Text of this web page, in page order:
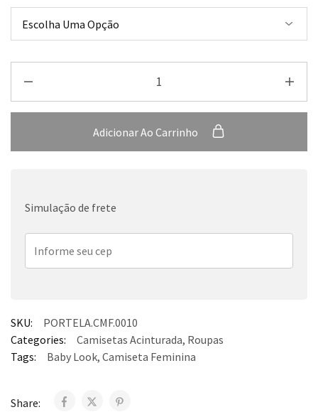
Adicionar Ao Carrinho
Simulação de frete
SKU:
PORTELA.CMF.0010
Categories:
Camisetas Acinturada, Roupas
Tags:
Baby Look, Camiseta Feminina
Share: